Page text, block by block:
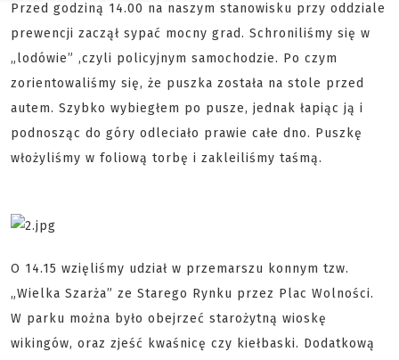
Przed godziną 14.00 na naszym stanowisku przy oddziale
prewencji zaczął sypać mocny grad. Schroniliśmy się w
„lodówie” ,czyli policyjnym samochodzie. Po czym
zorientowaliśmy się, że puszka została na stole przed
autem. Szybko wybiegłem po pusze, jednak łapiąc ją i
podnosząc do góry odleciało prawie całe dno. Puszkę
włożyliśmy w foliową torbę i zakleiliśmy taśmą.
O 14.15 wzięliśmy udział w przemarszu konnym tzw.
„Wielka Szarża” ze Starego Rynku przez Plac Wolności.
W parku można było obejrzeć starożytną wioskę
wikingów, oraz zjeść kwaśnicę czy kiełbaski. Dodatkową